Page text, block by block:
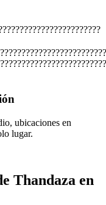
ubicaciones en
lugar.
Thandaza en